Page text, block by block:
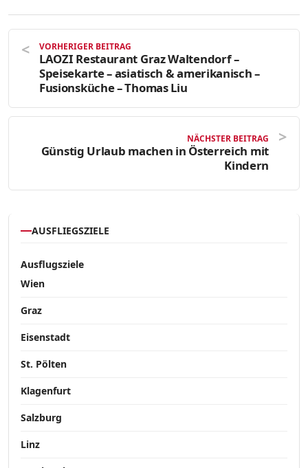
VORHERIGER BEITRAG
LAOZI Restaurant Graz Waltendorf –
Speisekarte – asiatisch & amerikanisch –
Fusionsküche – Thomas Liu
NÄCHSTER BEITRAG
Günstig Urlaub machen in Österreich mit
Kindern
AUSFLIEGSZIELE
Ausflugsziele
Wien
Graz
Eisenstadt
St. Pölten
Klagenfurt
Salzburg
Linz